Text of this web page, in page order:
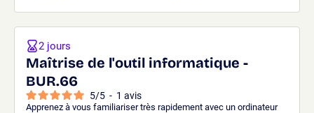
Maîtrise de l'outil informatique -
BUR.66
5/5 - 1 avis
Apprenez à vous familiariser très rapidement avec un ordinateur
2 jours